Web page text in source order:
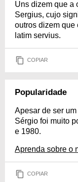
Uns dizem que a
Sergius, cujo
outros dizem que
latim servius.
COPIAR
Popularidade
Apesar de ser
Sérgio foi muito
e 1980.
Aprenda sobre o
COPIAR